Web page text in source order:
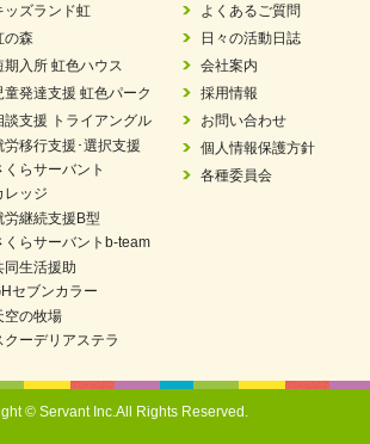
います。
「Fc Bombo Junior」
た
ました
悠学舎
ーパートナーに登録されました。
ッズランド虹
の森
期入所 虹色ハウス
童発達支援 虹色パーク
談支援 トライアングル
労移行支援･選択支援
くらサーバント
レッジ
労継続支援B型
くらサーバントb-team
同生活援助
セブンカラー
空の牧場
クーデリアステラ
よくあるご質問
日々の活動日誌
会社案内
採用情報
お問い合わせ
個人情報保護方針
各種委員会
© Servant Inc.All Rights Reserved.